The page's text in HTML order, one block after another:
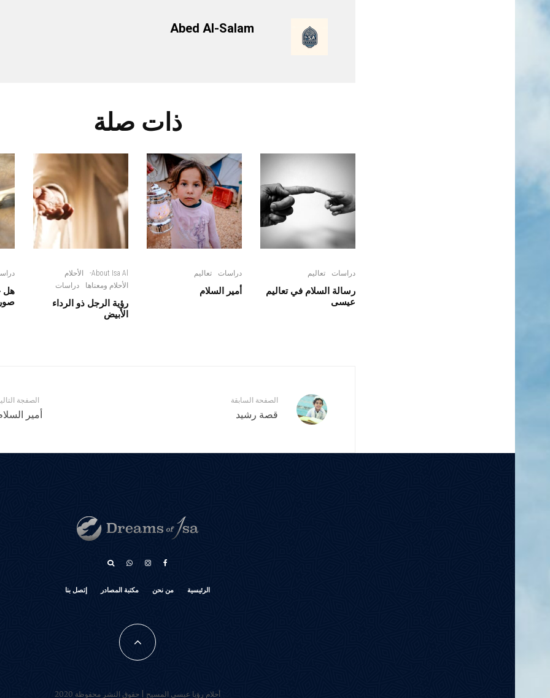
Abed Al-Salam
ذات صلة
دراسات تعاليم
رسالة السلام في تعاليم
عيسى
دراسات تعاليم
أمير السلام
About Isa Al-
الأحلام
الأحلام ومعناها
دراسات
رؤية الرجل ذو الرداء
الأبيض
هل
الصفحة السابقة
قصة رشيد
الصفجة
أمير
الرئيسية من نحن مكتبة المصادر إتصل بنا
أحلام رؤيا عيسى المسيح | حقوق النشر محفوظة 2020